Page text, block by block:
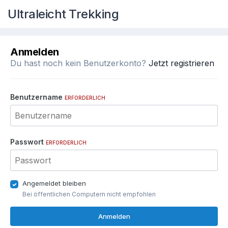
Ultraleicht Trekking
Anmelden
Du hast noch kein Benutzerkonto? Jetzt registrieren
Benutzername ERFORDERLICH
Passwort ERFORDERLICH
Angemeldet bleiben
Bei öffentlichen Computern nicht empfohlen
Anmelden